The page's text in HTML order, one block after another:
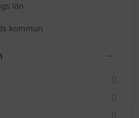
län
kommun